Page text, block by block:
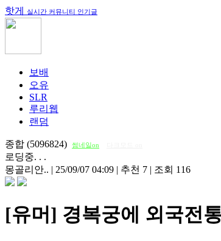
핫게 실시간 커뮤니티 인기글
보배
오유
SLR
루리웹
랜덤
종합 (5096824) 썸네일on
로딩중. . .
몽골리안.. | 25/09/07 04:09 | 추천 7 | 조회 116
[유머] 경복궁에 외국전